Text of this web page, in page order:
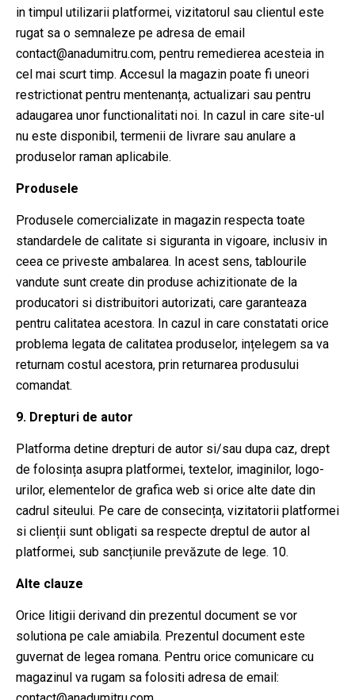
in timpul utilizarii platformei, vizitatorul sau clientul este
rugat sa o semnaleze pe adresa de email
contact@anadumitru.com, pentru remedierea acesteia in
cel mai scurt timp. Accesul la magazin poate fi uneori
restrictionat pentru mentenanța, actualizari sau pentru
adaugarea unor functionalitati noi. In cazul in care site-ul
nu este disponibil, termenii de livrare sau anulare a
produselor raman aplicabile.
Produsele
Produsele comercializate in magazin respecta toate
standardele de calitate si siguranta in vigoare, inclusiv in
ceea ce priveste ambalarea. In acest sens, tablourile
vandute sunt create din produse achizitionate de la
producatori si distribuitori autorizati, care garanteaza
pentru calitatea acestora. In cazul in care constatati orice
problema legata de calitatea produselor, ințelegem sa va
returnam costul acestora, prin returnarea produsului
comandat.
9. Drepturi de autor
Platforma detine drepturi de autor si/sau dupa caz, drept
de folosința asupra platformei, textelor, imaginilor, logo-
urilor, elementelor de grafica web si orice alte date din
cadrul siteului. Pe care de consecința, vizitatorii platformei
si clienții sunt obligati sa respecte dreptul de autor al
platformei, sub sancțiunile prevăzute de lege. 10.
Alte clauze
Orice litigii derivand din prezentul document se vor
solutiona pe cale amiabila. Prezentul document este
guvernat de legea romana. Pentru orice comunicare cu
magazinul va rugam sa folositi adresa de email: